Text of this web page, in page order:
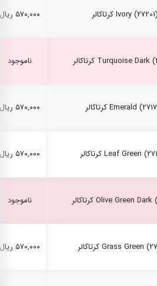
۵۷۰,۰۰۰ ریال
ناموجود
۵۷۰,۰۰۰ ریال
۵۷۰,۰۰۰ ریال
ناموجود
۵۷۰,۰۰۰ ریال